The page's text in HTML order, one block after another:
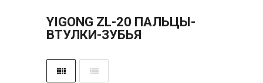
YIGONG ZL-20 ПАЛЬЦЫ-
ВТУЛКИ-ЗУБЬЯ